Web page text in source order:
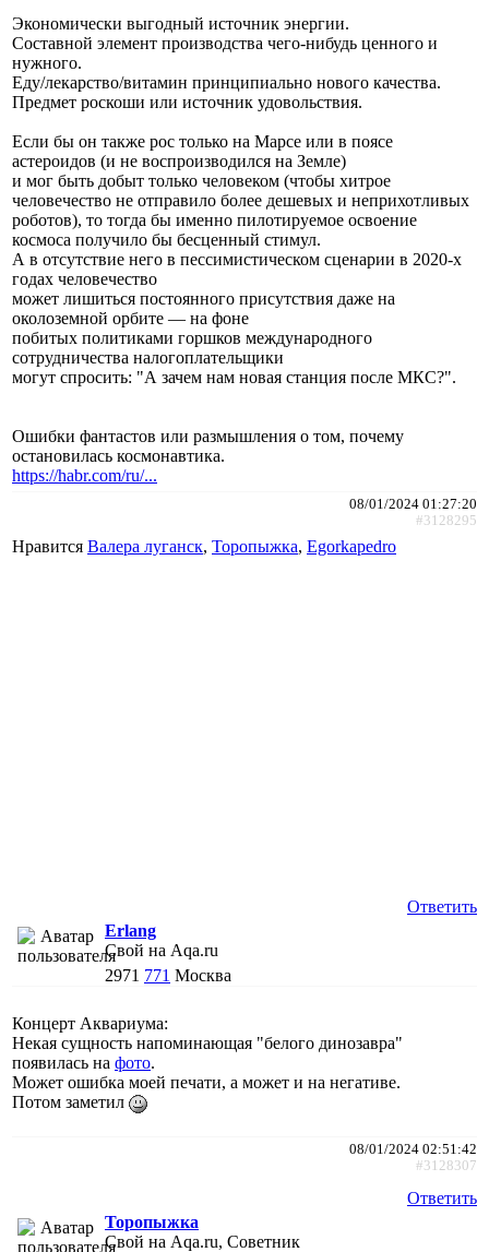
Экономически выгодный источник энергии.
Составной элемент производства чего-нибудь ценного и
нужного.
Еду/лекарство/витамин принципиально нового качества.
Предмет роскоши или источник удовольствия.
Если бы он также рос только на Марсе или в поясе
астероидов (и не воспроизводился на Земле)
и мог быть добыт только человеком (чтобы хитрое
человечество не отправило более дешевых и неприхотливых
роботов), то тогда бы именно пилотируемое освоение
космоса получило бы бесценный стимул.
А в отсутствие него в пессимистическом сценарии в 2020-х
годах человечество
может лишиться постоянного присутствия даже на
околоземной орбите — на фоне
побитых политиками горшков международного
сотрудничества налогоплательщики
могут спросить: "А зачем нам новая станция после МКС?".
Ошибки фантастов или размышления о том, почему
остановилась космонавтика.
https://habr.com/ru/...
08/01/2024 01:27:20
#3128295
Нравится Валера луганск, Торопыжка, Egorkapedro
Ответить
Erlang
Свой на Aqa.ru
2971 771 Москва
Концерт Аквариума:
Некая сущность напоминающая "белого динозавра"
появилась на фото.
Может ошибка моей печати, а может и на негативе.
Потом заметил
08/01/2024 02:51:42
#3128307
Ответить
Торопыжка
Свой на Aqa.ru, Советник